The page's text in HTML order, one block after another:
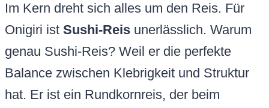
Im Kern dreht sich alles um den Reis. Für
Onigiri ist Sushi-Reis unerlässlich. Warum
genau Sushi-Reis? Weil er die perfekte
Balance zwischen Klebrigkeit und Struktur
hat. Er ist ein Rundkornreis, der beim